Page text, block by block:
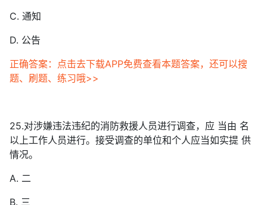
C. 通知
D. 公告
正确答案：点击去下载APP免费查看本题答案，还可以搜
题、刷题、练习哦>>
25.对涉嫌违法违纪的消防救援人员进行调查，应 当由 名
以上工作人员进行。接受调查的单位和个人应当如实提 供
情况。
A. 二
B. 三